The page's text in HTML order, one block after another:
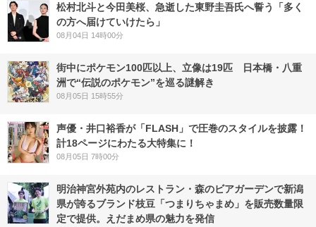
松村北斗と今田美桜、急逝した東野圭吾氏へ誓う「多く
の方へ届けていけたら」
08月04日 14時00分
街中にポケモン100匹以上、立像は19匹 日本橋・八重
洲で“伝説のポケモン”を巡る謎解き
08月05日 15時55分
声優・井口裕香が「FLASH」で圧巻のスタイルを披露！
計18ページにわたる大特集に！
08月05日 7時00分
明治神宮外苑内のレストラン・森のビアガーデンで新潟
県が誇るブランド枝豆「つまりちゃまめ」を販売数量限
定で提供。えだまめ県の魅力を発信